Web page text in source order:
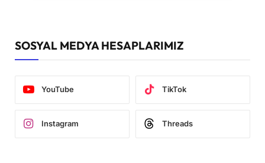
SOSYAL MEDYA HESAPLARIMIZ
YouTube TikTok
Instagram Threads